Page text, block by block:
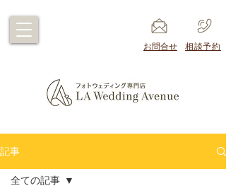
​お問合せ ​相談予約
記事
全ての記事